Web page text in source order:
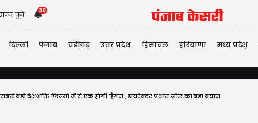
चुनें
30
दिल्ली पंजाब चंडीगढ़ उत्तर प्रदेश हिमाचल हरियाणा मध्य प्रदेश़
बड़ी देशभक्ति फिल्मों में से एक होगी 'ड्रैगन', डायरेक्टर प्रशांत नील का बड़ा बयान